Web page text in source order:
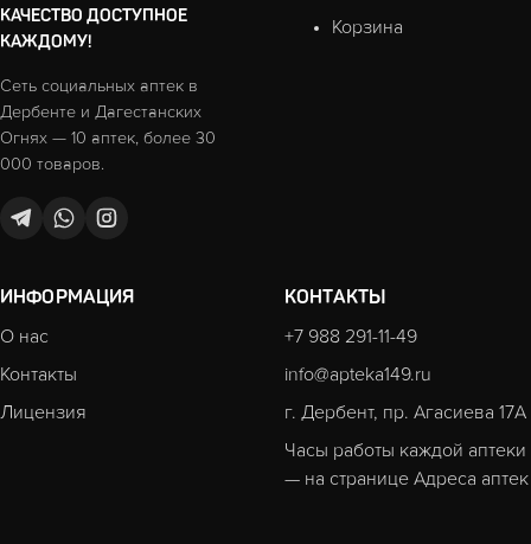
КАЧЕСТВО ДОСТУПНОЕ
КАЖДОМУ!
Сеть социальных аптек в
Дербенте и Дагестанских
Огнях — 10 аптек, более 30
000 товаров.
Корзина
ИНФОРМАЦИЯ
О нас
Контакты
Лицензия
КОНТАКТЫ
+7 988 291-11-49
info@apteka149.ru
г. Дербент, пр. Агасиева 17А
Часы работы каждой аптеки
— на странице Адреса аптек